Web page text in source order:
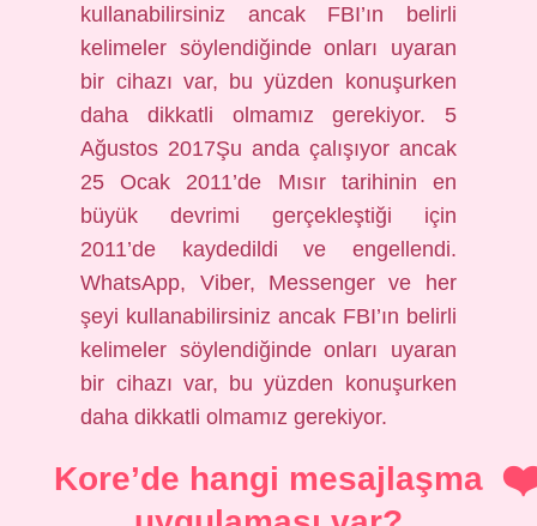
kullanabilirsiniz ancak FBI’ın belirli
kelimeler söylendiğinde onları uyaran
bir cihazı var, bu yüzden konuşurken
daha dikkatli olmamız gerekiyor. 5
Ağustos 2017Şu anda çalışıyor ancak
25 Ocak 2011’de Mısır tarihinin en
büyük devrimi gerçekleştiği için
2011’de kaydedildi ve engellendi.
WhatsApp, Viber, Messenger ve her
şeyi kullanabilirsiniz ancak FBI’ın belirli
kelimeler söylendiğinde onları uyaran
bir cihazı var, bu yüzden konuşurken
daha dikkatli olmamız gerekiyor.
Kore’de hangi mesajlaşma